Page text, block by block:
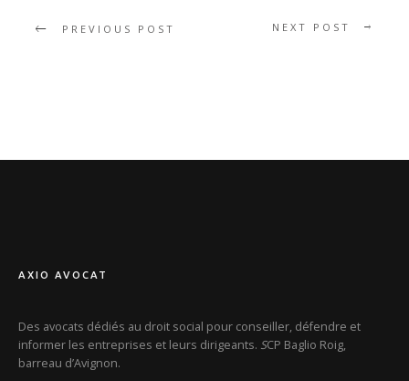
PREVIOUS POST NEXT POST
AXIO AVOCAT
Des avocats dédiés au droit social pour conseiller, défendre et
informer les entreprises et leurs dirigeants. SCP Baglio Roig,
barreau d’Avignon.